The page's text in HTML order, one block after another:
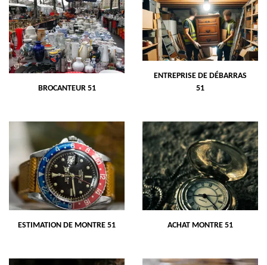
BROCANTEUR 51
ENTREPRISE DE DÉBARRAS
51
ESTIMATION DE MONTRE 51 ACHAT MONTRE 51